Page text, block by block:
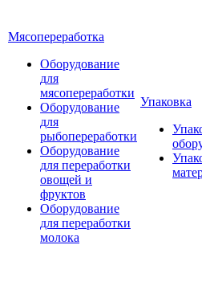
Мясопереработка
Оборудование
для
мясопереработки
Оборудование
для
рыбопереработки
Оборудование
для переработки
овощей и
фруктов
Оборудование
для переработки
молока
Упаковка